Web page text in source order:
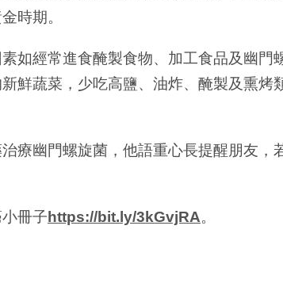
時期。
如經常進食醃製食物、加工食品及幽門
鮮蔬菜，少吃高鹽、油炸、醃製及熏烤
療幽門螺旋菌，他語重心長提醒朋友，
冊子 https://bit.ly/3kGvjRA。